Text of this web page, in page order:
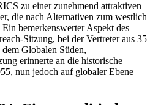
zu einer zunehmend attraktiven
die nach Alternativen zum westlich
bemerkenswerter Aspekt des
Sitzung, bei der Vertreter aus 35
Globalen Süden,
erinnerte an die historische
nun jedoch auf globaler Ebene